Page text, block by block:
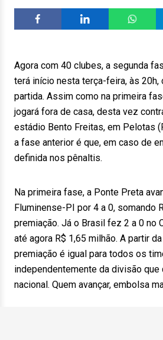
Agora com 40 clubes, a segunda
terá início nesta terça-feira, às 20h,
partida. Assim como na primeira
jogará fora de casa, desta vez
estádio Bento Freitas, em Pelotas
a fase anterior é que, em caso de
definida nos pênaltis.
Na primeira fase, a Ponte Preta
Fluminense-PI por 4 a 0, somando
premiação. Já o Brasil fez 2 a 0 no
até agora R$ 1,65 milhão. A partir
premiação é igual para todos os
independentemente da divisão
nacional. Quem avançar, embolsa